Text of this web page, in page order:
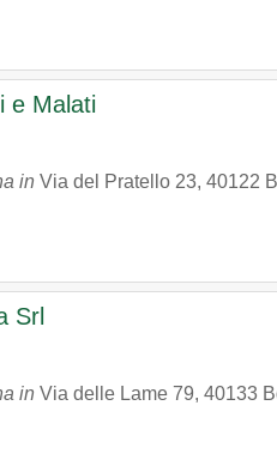
e Malati
in Via del Pratello 23, 40122
Srl
in Via delle Lame 79, 40133